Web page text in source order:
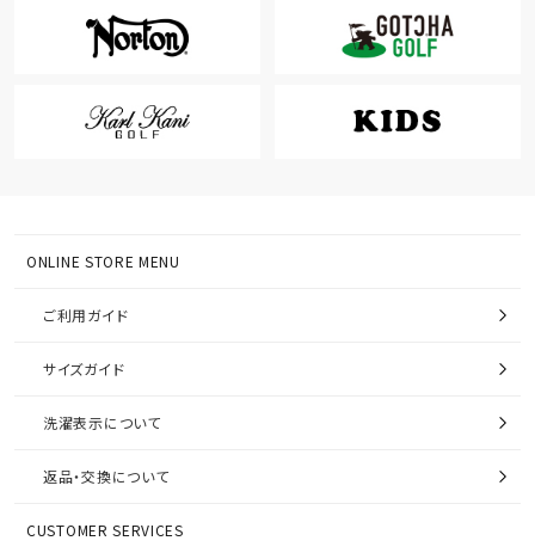
ONLINE STORE MENU
ご利用ガイド
サイズガイド
洗濯表示について
返品・交換について
CUSTOMER SERVICES